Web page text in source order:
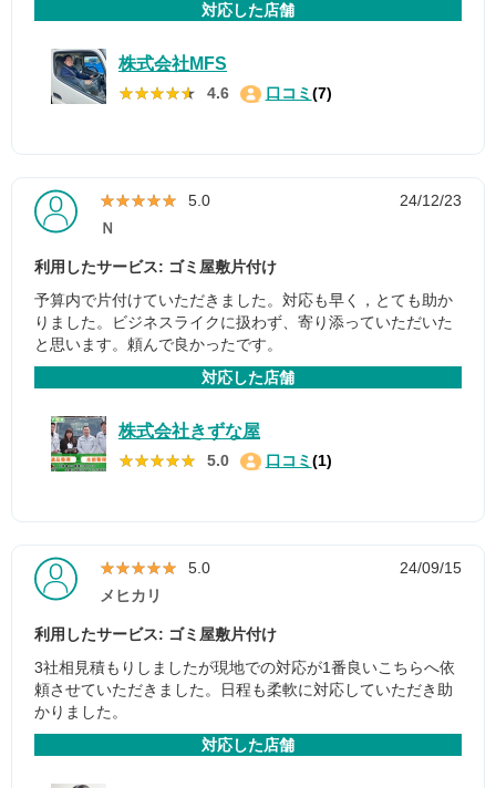
対応した店舗
株式会社MFS
★★★★★
★★★★★ 4.6 口コミ (7)
★★★★★
★★★★★ 5.0
24/12/23
Ｎ
利用したサービス: ゴミ屋敷片付け
予算内で片付けていただきました。対応も早く，とても助か
りました。ビジネスライクに扱わず、寄り添っていただいた
と思います。頼んで良かったです。
対応した店舗
株式会社きずな屋
★★★★★
★★★★★ 5.0 口コミ (1)
★★★★★
★★★★★ 5.0
24/09/15
メヒカリ
利用したサービス: ゴミ屋敷片付け
3社相見積もりしましたが現地での対応が1番良いこちらへ依
頼させていただきました。日程も柔軟に対応していただき助
かりました。
対応した店舗